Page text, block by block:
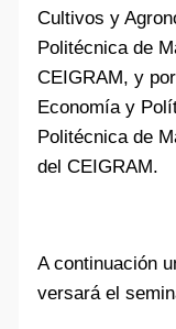
Cultivos y
Politécnica de
CEIGRAM, y por
Economía y
Politécnica de
del CEIGRAM.
A continuación
versará el